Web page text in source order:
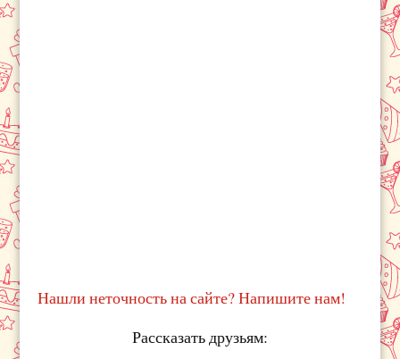
Нашли неточность на сайте? Напишите нам!
Рассказать друзьям: